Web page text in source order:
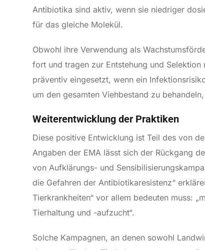
Antibiotika sind aktiv, wenn sie niedriger
für das gleiche Molekül.
Obwohl ihre Verwendung als
fort und tragen zur Entstehung und
präventiv eingesetzt, wenn ein
um den gesamten Viehbestand zu
Weiterentwicklung der Praktiken
Diese positive Entwicklung ist Teil des von
Angaben der EMA lässt sich der Rückgang
von Aufklärungs- und
die Gefahren der Antibiotikaresistenz“
Tierkrankheiten“ vor allem bedeuten muss:
Tierhaltung und -aufzucht“.
Solche Kampagnen, an denen sowohl